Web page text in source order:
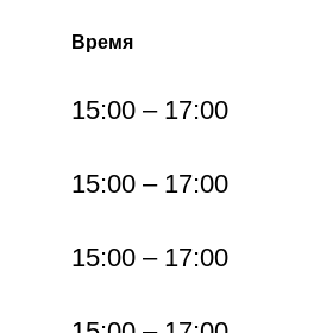
Время
15:00 – 17:00
15:00 – 17:00
15:00 – 17:00